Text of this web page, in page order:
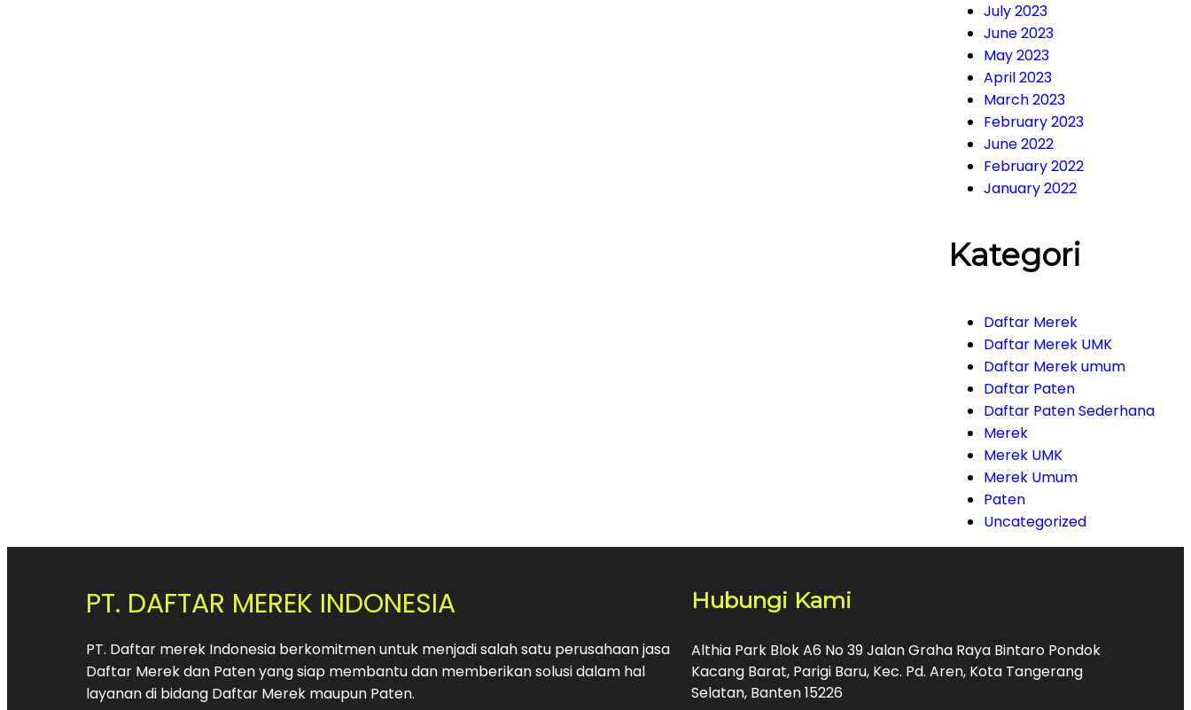
July 2023
June 2023
May 2023
April 2023
March 2023
February 2023
June 2022
February 2022
January 2022
Kategori
Daftar Merek
Daftar Merek UMK
Daftar Merek umum
Daftar Paten
Daftar Paten Sederhana
Merek
Merek UMK
Merek Umum
Paten
Uncategorized
PT. DAFTAR MEREK INDONESIA
PT. Daftar merek Indonesia berkomitmen untuk menjadi salah satu perusahaan jasa
Daftar Merek dan Paten yang siap membantu dan memberikan solusi dalam hal
layanan di bidang Daftar Merek maupun Paten.
Hubungi Kami
Althia Park Blok A6 No 39 Jalan Graha Raya Bintaro Pondok
Kacang Barat, Parigi Baru, Kec. Pd. Aren, Kota Tangerang
Selatan, Banten 15226